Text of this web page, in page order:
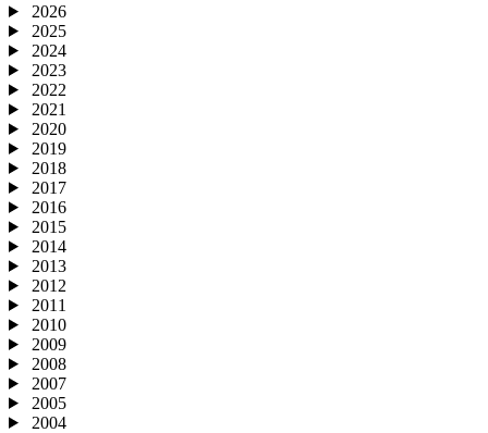
2026
2025
2024
2023
2022
2021
2020
2019
2018
2017
2016
2015
2014
2013
2012
2011
2010
2009
2008
2007
2005
2004